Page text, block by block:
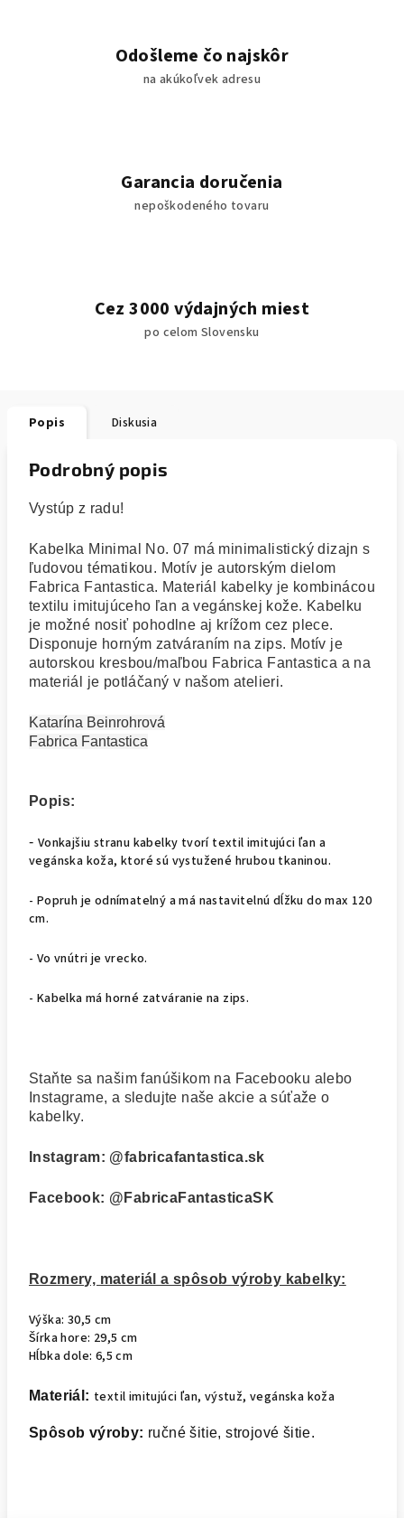
Odošleme čo najskôr
na akúkoľvek adresu
Garancia doručenia
nepoškodeného tovaru
Cez 3000 výdajných miest
po celom Slovensku
Popis Diskusia
Podrobný popis
Vystúp z radu!
Kabelka Minimal No. 07 má minimalistický dizajn s
ľudovou tématikou. Motív je autorským dielom
Fabrica Fantastica. Materiál kabelky je kombinácou
textilu imitujúceho ľan a vegánskej kože. Kabelku
je možné nosiť pohodlne aj krížom cez plece.
Disponuje horným zatváraním na zips. Motív je
autorskou kresbou/maľbou Fabrica Fantastica a na
materiál je potláčaný v našom atelieri.
Katarína Beinrohrová
Fabrica Fantastica
Popis:
- Vonkajšiu stranu kabelky tvorí textil imitujúci ľan a
vegánska koža, ktoré sú vystužené hrubou tkaninou.
- Popruh je odnímatelný a má nastavitelnú dĺžku do max 120
cm.
- Vo vnútri je vrecko.
- Kabelka má horné zatváranie na zips.
Staňte sa našim fanúšikom na Facebooku alebo
Instagrame, a sledujte naše akcie a súťaže o
kabelky.
Instagram: @fabricafantastica.sk
Facebook: @FabricaFantasticaSK
Rozmery, materiál a spôsob výroby kabelky:
Výška: 30,5 cm
Šírka hore: 29,5 cm
Hĺbka dole: 6,5 cm
Materiál: textil imitujúci ľan, výstuž, vegánska koža
Spôsob výroby: ručné šitie, strojové šitie.